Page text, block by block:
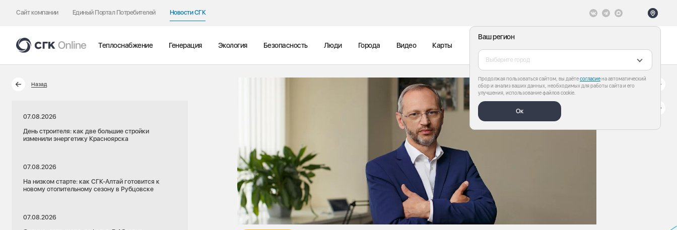
Сайт компании Единый Портал Потребителей Новости СГК
Ваш регион
Выберите город
Продолжая пользоваться сайтом, вы даётесогласиена автоматический
сбор и анализ ваших данных, необходимых для работы сайта и его
улучшения, использование файлов cookie.
Ок
Теплоснабжение Генерация Экология Безопасность Люди Города Видео Карты
Назад
07.08.2026
День строителя: как две большие стройки
изменили энергетику Красноярска
07.08.2026
На низком старте: как СГК-Алтай готовится к
новому отопительному сезону в Рубцовске
07.08.2026